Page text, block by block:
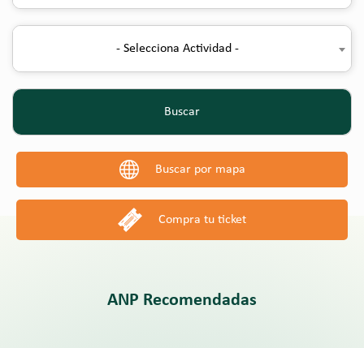
- Selecciona Actividad -
Buscar
Buscar por mapa
Compra tu ticket
ANP Recomendadas